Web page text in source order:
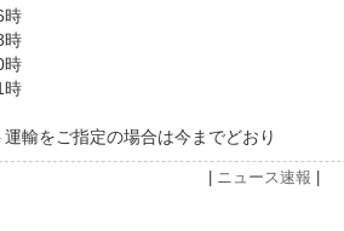
時
時
時
時
輸をご指定の場合は今までどおり
ニュース速報